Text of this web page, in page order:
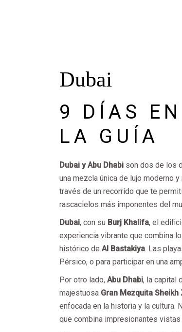
Dubai
9 DÍAS
LA GUÍA
Dubai y Abu Dhabi son dos de los
una mezcla única de lujo moderno
través de un recorrido que te
rascacielos más imponentes del
Dubai, con su Burj Khalifa, el
experiencia vibrante que combina
histórico de Al Bastakiya. Las
Pérsico, o para participar en una
Por otro lado, Abu Dhabi, la capital
majestuosa Gran Mezquita Sheikh
enfocada en la historia y la cultura.
que combina impresionantes